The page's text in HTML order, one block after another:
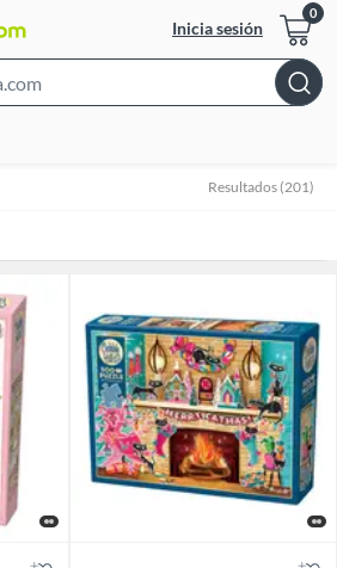
Inicia sesión
Bar
Resultados (201)